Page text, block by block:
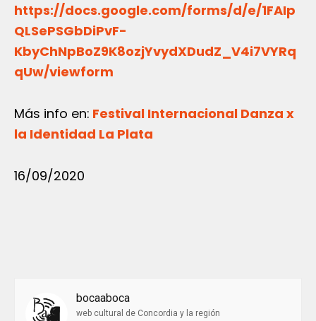
https://docs.google.com/forms/d/e/1FAIp
QLSePSGbDiPvF-
KbyChNpBoZ9K8ozjYvydXDudZ_V4i7VYRq
qUw/viewform
Más info en: Festival Internacional Danza x
la Identidad La Plata
16/09/2020
bocaaboca
web cultural de Concordia y la región